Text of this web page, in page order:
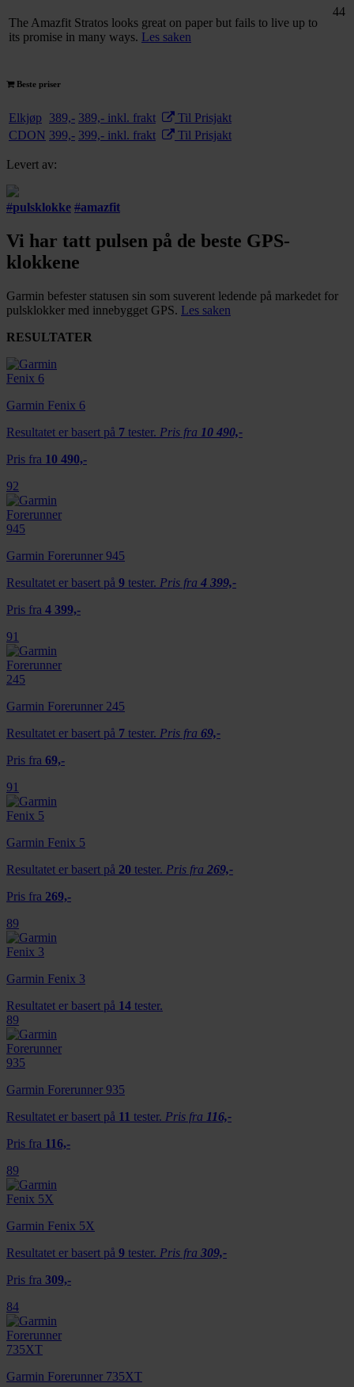
The Amazfit Stratos looks great on paper but fails to live up to
its promise in many ways. Les saken
44
Beste priser
Elkjøp 389,- 389,- inkl. frakt
Til Prisjakt
CDON 399,- 399,- inkl. frakt Til Prisjakt
Levert av:
#pulsklokke #amazfit
Vi har tatt pulsen på de beste GPS-
klokkene
Garmin befester statusen sin som suverent ledende på markedet for
pulsklokker med innebygget GPS. Les saken
RESULTATER
Garmin Fenix 6
Resultatet er basert på 7 tester. Pris fra 10 490,-
Pris fra 10 490,-
92
Garmin Forerunner 945
Resultatet er basert på 9 tester. Pris fra 4 399,-
Pris fra 4 399,-
91
Garmin Forerunner 245
Resultatet er basert på 7 tester. Pris fra 69,-
Pris fra 69,-
91
Garmin Fenix 5
Resultatet er basert på 20 tester. Pris fra 269,-
Pris fra 269,-
89
Garmin Fenix 3
Resultatet er basert på 14 tester.
89
Garmin Forerunner 935
Resultatet er basert på 11 tester. Pris fra 116,-
Pris fra 116,-
89
Garmin Fenix 5X
Resultatet er basert på 9 tester. Pris fra 309,-
Pris fra 309,-
84
Garmin Forerunner 735XT